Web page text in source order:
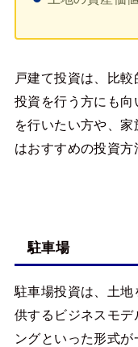
戸建て投資は、比
投資を行う方にも
を行いたい方や、
はおすすめの投資方
駐車場
駐車場投資は、土
供するビジネスモ
ングといった形式